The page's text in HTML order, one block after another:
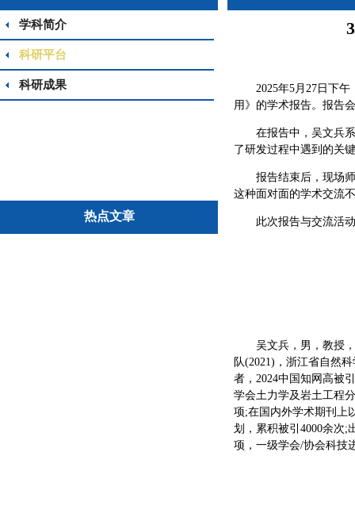
学科简介
科研平台
科研成果
热点文章
2025年5月27日下
用》的学术报告。报告
在报告中，吴文兵
了研发过程中遇到的关
报告结束后，现场
这种面对面的学术交流
此次报告与交流活
吴文兵，男，教授
队(2021)，浙江省自然
者，2024中国知网高被
学会土力学及岩土工程
项;在国内外学术期刊上
划，累积被引4000余次;
项，一级学会/协会科技